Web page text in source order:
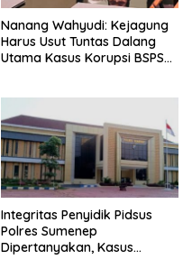
Nanang Wahyudi: Kejagung
Harus Usut Tuntas Dalang
Utama Kasus Korupsi BSPS
Integritas Penyidik Pidsus
Polres Sumenep
Dipertanyakan, Kasus